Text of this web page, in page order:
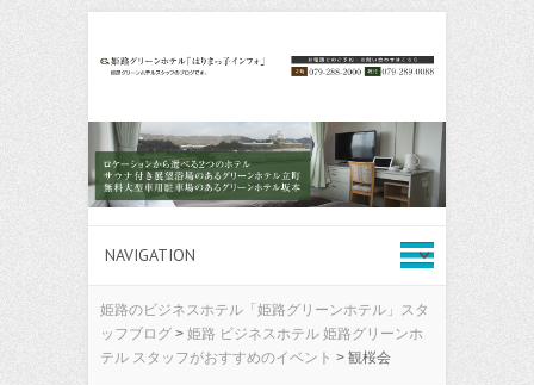
姫路のビジネスホテル「姫路グリーンホテル」スタ
ッフブログ > 姫路 ビジネスホテル 姫路グリーンホ
テル スタッフがおすすめのイベント > 観桜会